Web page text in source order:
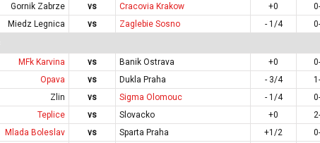
Gornik Zabrze vs Cracovia Krakow +0
Miedz Legnica vs Zaglebie Sosno - 1/4
MFk Karvina vs Banik Ostrava +0
Opava vs Dukla Praha - 3/4
Zlin vs Sigma Olomouc - 1/4
Teplice vs Slovacko +0
Mlada Boleslav vs Sparta Praha +1/2